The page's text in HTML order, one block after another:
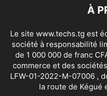
À
Le site www.techs.tg est
société à responsabilité
de 1 000 000 de franc
commerce et des
LFW-01-2022-M-07006 ,
la route de Kégué